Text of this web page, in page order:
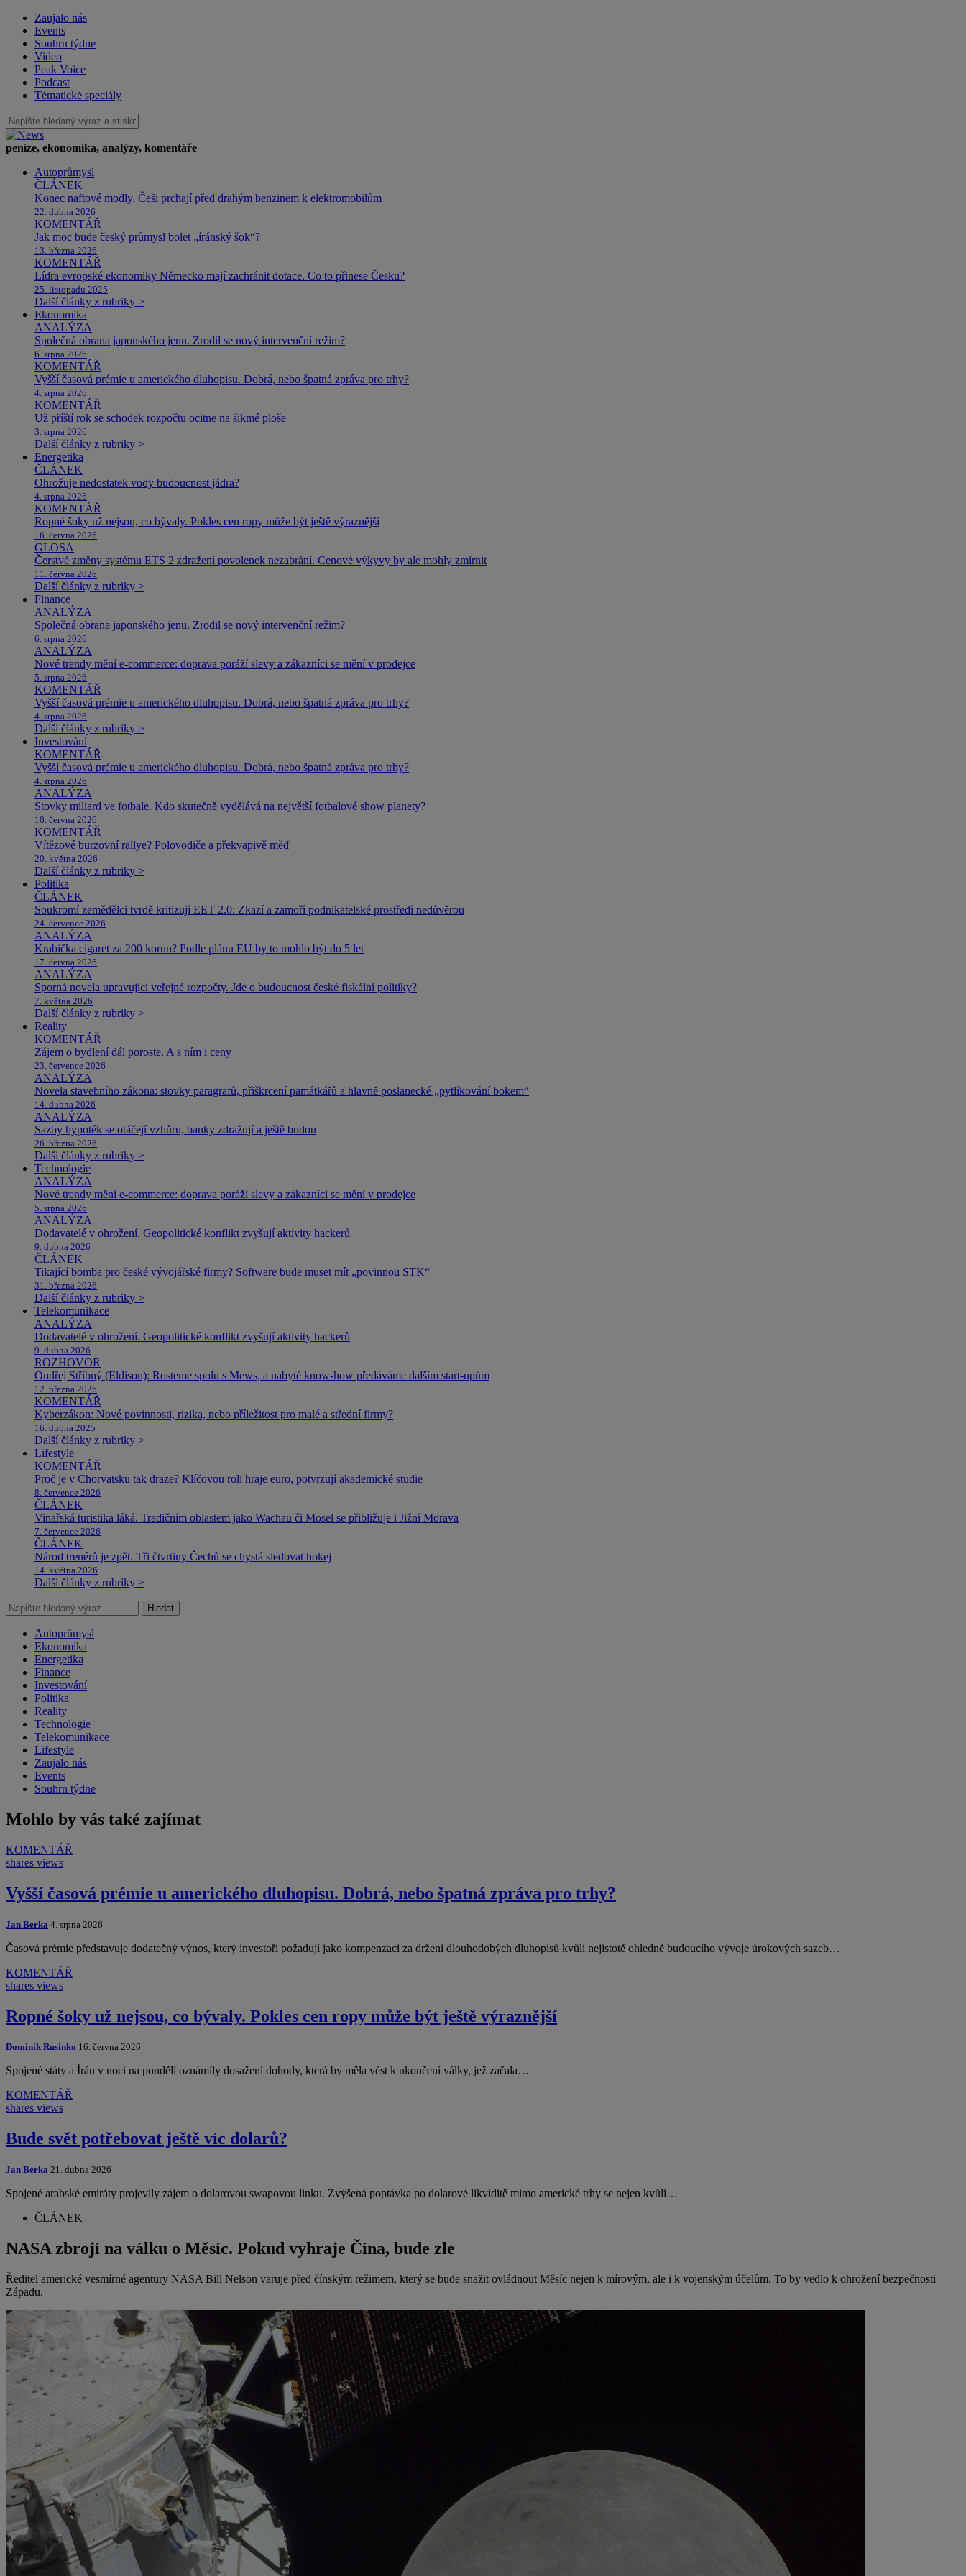
Zaujalo nás
Events
Souhrn týdne
Video
Peak Voice
Podcast
Tématické speciály
peníze, ekonomika, analýzy, komentáře
Autoprůmysl
ČLÁNEK
Konec naftové modly. Češi prchají před drahým benzinem k elektromobilům
22. dubna 2026
KOMENTÁŘ
Jak moc bude český průmysl bolet „íránský šok“?
13. března 2026
KOMENTÁŘ
Lídra evropské ekonomiky Německo mají zachránit dotace. Co to přinese Česku?
25. listopadu 2025
Další články z rubriky >
Ekonomika
ANALÝZA
Společná obrana japonského jenu. Zrodil se nový intervenční režim?
6. srpna 2026
KOMENTÁŘ
Vyšší časová prémie u amerického dluhopisu. Dobrá, nebo špatná zpráva pro trhy?
4. srpna 2026
KOMENTÁŘ
Už příští rok se schodek rozpočtu ocitne na šikmé ploše
3. srpna 2026
Další články z rubriky >
Energetika
ČLÁNEK
Ohrožuje nedostatek vody budoucnost jádra?
4. srpna 2026
KOMENTÁŘ
Ropné šoky už nejsou, co bývaly. Pokles cen ropy může být ještě výraznější
16. června 2026
GLOSA
Čerstvé změny systému ETS 2 zdražení povolenek nezabrání. Cenové výkyvy by ale mohly zmírnit
11. června 2026
Další články z rubriky >
Finance
ANALÝZA
Společná obrana japonského jenu. Zrodil se nový intervenční režim?
6. srpna 2026
ANALÝZA
Nové trendy mění e-commerce: doprava poráží slevy a zákazníci se mění v prodejce
5. srpna 2026
KOMENTÁŘ
Vyšší časová prémie u amerického dluhopisu. Dobrá, nebo špatná zpráva pro trhy?
4. srpna 2026
Další články z rubriky >
Investování
KOMENTÁŘ
Vyšší časová prémie u amerického dluhopisu. Dobrá, nebo špatná zpráva pro trhy?
4. srpna 2026
ANALÝZA
Stovky miliard ve fotbale. Kdo skutečně vydělává na největší fotbalové show planety?
10. června 2026
KOMENTÁŘ
Vítězové burzovní rallye? Polovodiče a překvapivě měď
20. května 2026
Další články z rubriky >
Politika
ČLÁNEK
Soukromí zemědělci tvrdě kritizují EET 2.0: Zkazí a zamoří podnikatelské prostředí nedůvěrou
24. července 2026
ANALÝZA
Krabička cigaret za 200 korun? Podle plánu EU by to mohlo být do 5 let
17. června 2026
ANALÝZA
Sporná novela upravující veřejné rozpočty. Jde o budoucnost české fiskální politiky?
7. května 2026
Další články z rubriky >
Reality
KOMENTÁŘ
Zájem o bydlení dál poroste. A s ním i ceny
23. července 2026
ANALÝZA
Novela stavebního zákona: stovky paragrafů, přiškrcení památkářů a hlavně poslanecké „pytlíkování bokem“
14. dubna 2026
ANALÝZA
Sazby hypoték se otáčejí vzhůru, banky zdražují a ještě budou
26. března 2026
Další články z rubriky >
Technologie
ANALÝZA
Nové trendy mění e-commerce: doprava poráží slevy a zákazníci se mění v prodejce
5. srpna 2026
ANALÝZA
Dodavatelé v ohrožení. Geopolitické konflikt zvyšují aktivity hackerů
9. dubna 2026
ČLÁNEK
Tikající bomba pro české vývojářské firmy? Software bude muset mít „povinnou STK“
31. března 2026
Další články z rubriky >
Telekomunikace
ANALÝZA
Dodavatelé v ohrožení. Geopolitické konflikt zvyšují aktivity hackerů
9. dubna 2026
ROZHOVOR
Ondřej Stříbný (Eldison): Rosteme spolu s Mews, a nabyté know-how předáváme dalším start-upům
12. března 2026
KOMENTÁŘ
Kyberzákon: Nové povinnosti, rizika, nebo příležitost pro malé a střední firmy?
16. dubna 2025
Další články z rubriky >
Lifestyle
KOMENTÁŘ
Proč je v Chorvatsku tak draze? Klíčovou roli hraje euro, potvrzují akademické studie
8. července 2026
ČLÁNEK
Vinařská turistika láká. Tradičním oblastem jako Wachau či Mosel se přibližuje i Jižní Morava
7. července 2026
ČLÁNEK
Národ trenérů je zpět. Tři čtvrtiny Čechů se chystá sledovat hokej
14. května 2026
Další články z rubriky >
Hledat
Autoprůmysl
Ekonomika
Energetika
Finance
Investování
Politika
Reality
Technologie
Telekomunikace
Lifestyle
Zaujalo nás
Events
Souhrn týdne
Mohlo by vás také zajímat
KOMENTÁŘ
shares views
Vyšší časová prémie u amerického dluhopisu. Dobrá, nebo špatná zpráva pro trhy?
Jan Berka 4. srpna 2026
Časová prémie představuje dodatečný výnos, který investoři požadují jako kompenzaci za držení dlouhodobých dluhopisů kvůli nejistotě ohledně budoucího vývoje úrokových sazeb…
KOMENTÁŘ
shares views
Ropné šoky už nejsou, co bývaly. Pokles cen ropy může být ještě výraznější
Dominik Rusinko 16. června 2026
Spojené státy a Írán v noci na pondělí oznámily dosažení dohody, která by měla vést k ukončení války, jež začala…
KOMENTÁŘ
shares views
Bude svět potřebovat ještě víc dolarů?
Jan Berka 21. dubna 2026
Spojené arabské emiráty projevily zájem o dolarovou swapovou linku. Zvýšená poptávka po dolarové likviditě mimo americké trhy se nejen kvůli…
ČLÁNEK
NASA zbrojí na válku o Měsíc. Pokud vyhraje Čína, bude zle
Ředitel americké vesmírné agentury NASA Bill Nelson varuje před čínským režimem, který se bude snažit ovládnout Měsíc nejen k mírovým, ale i k vojenským účelům. To by vedlo k ohrožení bezpečnosti
Západu.